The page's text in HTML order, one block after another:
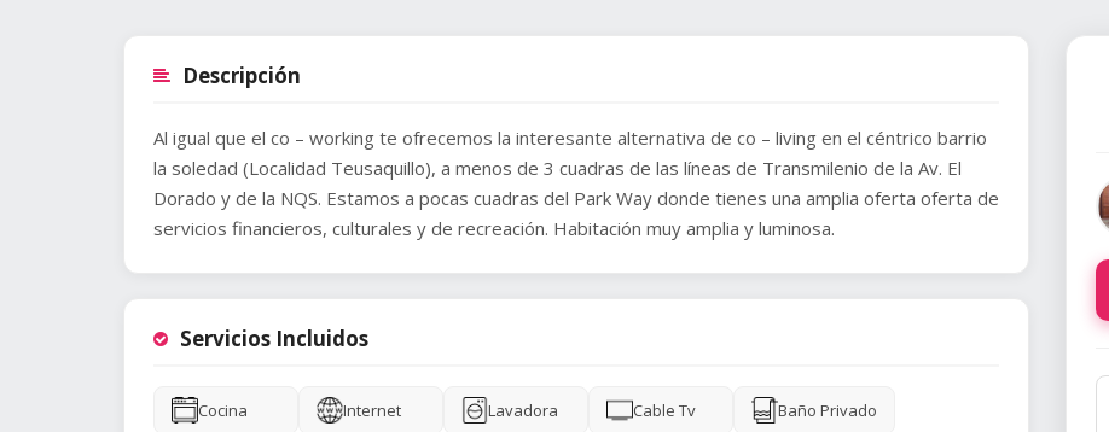
Descripción
Al igual que el co – working te ofrecemos la interesante alternativa de co – living en el céntrico barrio
la soledad (Localidad Teusaquillo), a menos de 3 cuadras de las líneas de Transmilenio de la Av. El
Dorado y de la NQS. Estamos a pocas cuadras del Park Way donde tienes una amplia oferta oferta de
servicios financieros, culturales y de recreación. Habitación muy amplia y luminosa.
Servicios Incluidos
Cocina Internet Lavadora Cable Tv Baño Privado